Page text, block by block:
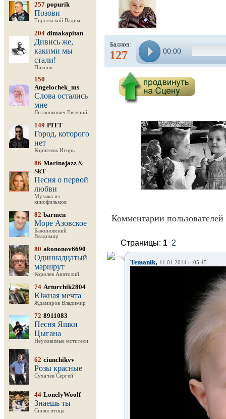
257 popurik
Позови
Тирольский Вадим
204 dimakapitan
Дивись же,
какими мы
стали!
Пикник
150
Angelochek_ms
Слова остались
мне
Литвинкович Евгений
149 PITT
Город, которого
нет
Корнелюк Игорь
86 Marinajazz &
SkT
Песня о первой
любви
Музыка из
кинофильмов
82 barmen
Море Азовское
Бажиновский
Владимир
80 akononov6690
Одиннадцатый
маршрут
Королев Анатолий
74 Arturchik2804
Южная мечта
Ждамиров Владимир
72 8911083
Песня Яшки
Цыгана
Неуловимые мстители
62 ciunchikvv
Розы красные
Сухачев Сергей
44 LonelyWoolf
Знаешь ты
Синяя птица
Баллов:
127 00:00
Комментарии пользователей
Страницы: 1 2
Temanik, 11.01.2014 г. 05:45